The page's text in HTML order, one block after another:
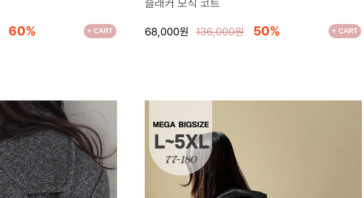
60% + CART
슬래커 모직 코트
68,000원 136,000원 50% + CART